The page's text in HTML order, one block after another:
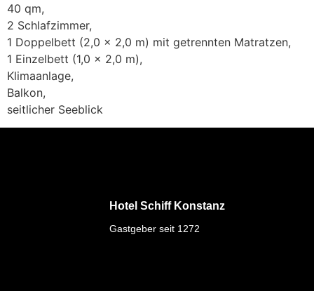
40 qm,
2 Schlafzimmer,
1 Doppelbett (2,0 x 2,0 m) mit getrennten Matratzen,
1 Einzelbett (1,0 x 2,0 m),
Klimaanlage,
Balkon,
seitlicher Seeblick
Hotel Schiff Konstanz
Gastgeber seit 1272